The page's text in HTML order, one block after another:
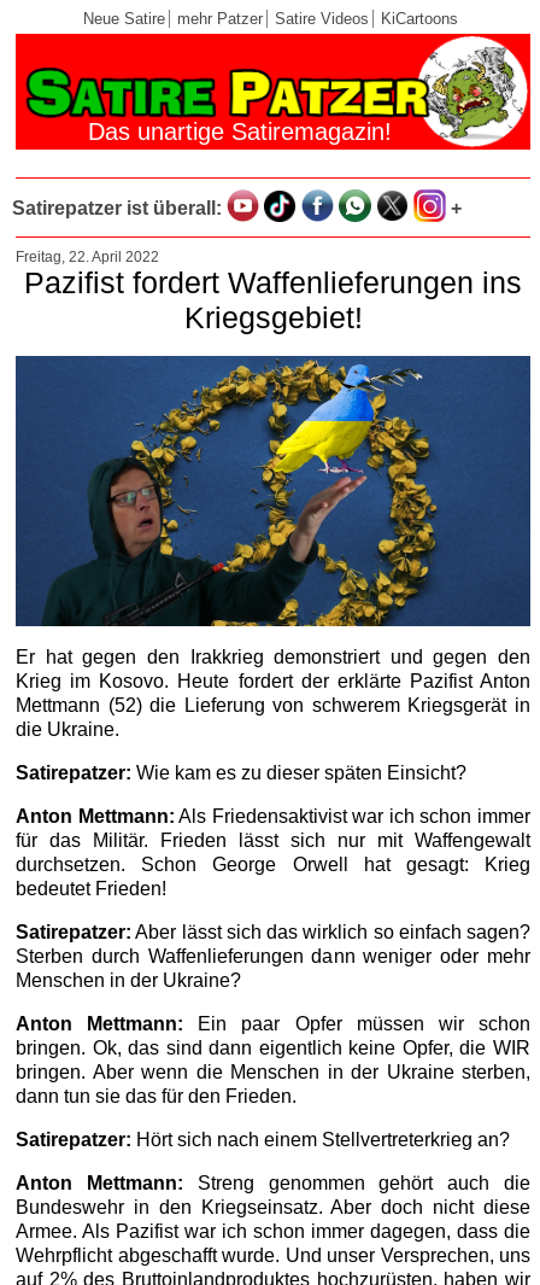
Neue Satire mehr Patzer Satire Videos KiCartoons
Das unartige Satiremagazin!
Satirepatzer ist überall: +
Freitag, 22. April 2022
Pazifist fordert Waffenlieferungen ins
Kriegsgebiet!
Er hat gegen den Irakkrieg demonstriert und gegen den
Krieg im Kosovo. Heute fordert der erklärte Pazifist Anton
Mettmann (52) die Lieferung von schwerem Kriegsgerät in
die Ukraine.
Satirepatzer: Wie kam es zu dieser späten Einsicht?
Anton Mettmann: Als Friedensaktivist war ich schon immer
für das Militär. Frieden lässt sich nur mit Waffengewalt
durchsetzen. Schon George Orwell hat gesagt: Krieg
bedeutet Frieden!
Satirepatzer: Aber lässt sich das wirklich so einfach sagen?
Sterben durch Waffenlieferungen dann weniger oder mehr
Menschen in der Ukraine?
Anton Mettmann: Ein paar Opfer müssen wir schon
bringen. Ok, das sind dann eigentlich keine Opfer, die WIR
bringen. Aber wenn die Menschen in der Ukraine sterben,
dann tun sie das für den Frieden.
Satirepatzer: Hört sich nach einem Stellvertreterkrieg an?
Anton Mettmann: Streng genommen gehört auch die
Bundeswehr in den Kriegseinsatz. Aber doch nicht diese
Armee. Als Pazifist war ich schon immer dagegen, dass die
Wehrpflicht abgeschafft wurde. Und unser Versprechen, uns
auf 2% des Bruttoinlandproduktes hochzurüsten, haben wir